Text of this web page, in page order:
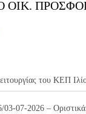
ΟΙΚ.
του ΚΕΠ
03-07-2026 –